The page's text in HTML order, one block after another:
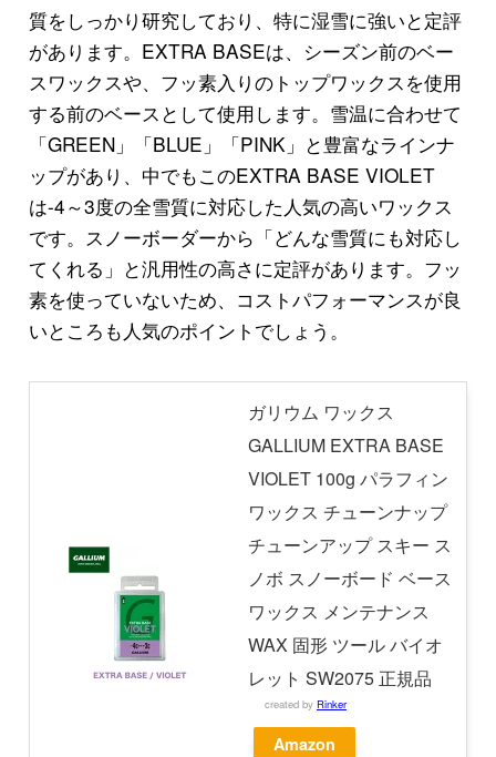
質をしっかり研究しており、特に湿雪に強いと定評
があります。EXTRA BASEは、シーズン前のベー
スワックスや、フッ素入りのトップワックスを使用
する前のベースとして使用します。雪温に合わせて
「GREEN」「BLUE」「PINK」と豊富なラインナ
ップがあり、中でもこのEXTRA BASE VIOLET
は-4～3度の全雪質に対応した人気の高いワックス
です。スノーボーダーから「どんな雪質にも対応し
てくれる」と汎用性の高さに定評があります。フッ
素を使っていないため、コストパフォーマンスが良
いところも人気のポイントでしょう。
ガリウム ワックス
GALLIUM EXTRA BASE
VIOLET 100g パラフィン
ワックス チューンナップ
チューンアップ スキー ス
ノボ スノーボード ベース
ワックス メンテナンス
WAX 固形 ツール バイオ
レット SW2075 正規品
created by Rinker
Amazon